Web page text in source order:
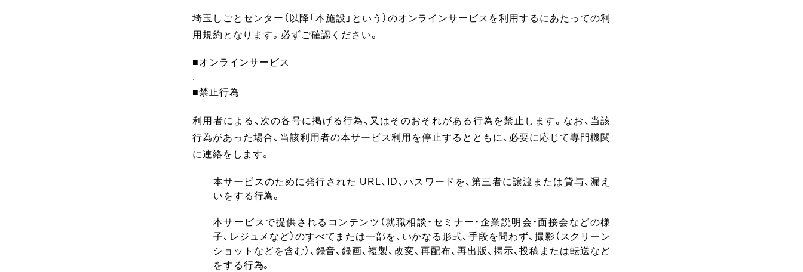
埼玉しごとセンター（以降「本施設」という）のオンラインサービスを利用するにあたっての利
用規約となります。必ずご確認ください。
■オンラインサービス
.
■禁止行為
利用者による、次の各号に掲げる行為、又はそのおそれがある行為を禁止します。なお、当該
行為があった場合、当該利用者の本サービス利用を停止するとともに、必要に応じて専門機関
に連絡をします。
本サービスのために発行された URL、ID、パスワードを、第三者に譲渡または貸与、漏え
いをする行為。
本サービスで提供されるコンテンツ（就職相談・セミナー・企業説明会・面接会などの様
子、レジュメなど）のすべてまたは一部を、いかなる形式、手段を問わず、撮影（スクリーン
ショットなどを含む）、録音、録画、複製、改変、再配布、再出版、掲示、投稿または転送など
をする行為。